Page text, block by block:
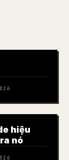
hiệu
nó